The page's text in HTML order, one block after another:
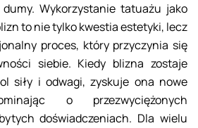
dumy. Wykorzystanie tatuażu jako
to nie tylko kwestia estetyki, lecz
proces, który przyczynia się
siebie. Kiedy blizna zostaje
siły i odwagi, zyskuje ona nowe
o przezwyciężonych
doświadczeniach. Dla wielu